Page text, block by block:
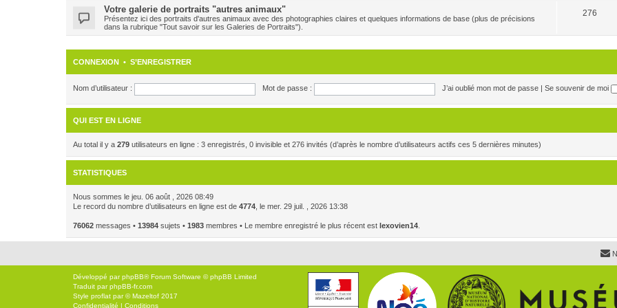
Votre galerie de portraits "autres animaux"
Présentez ici des portraits d'autres animaux avec des photographies claires et quelques informations de base (plus de précisions
dans la rubrique "Tout savoir sur les Galeries de Portraits").
276
CONNEXION • S’ENREGISTRER
Nom d’utilisateur : Mot de passe : J’ai oublié mon mot de passe Se souvenir de moi
QUI EST EN LIGNE
Au total il y a 279 utilisateurs en ligne : 3 enregistrés, 0 invisible et 276 invités (d’après le nombre d’utilisateurs actifs ces 5 dernières minutes)
STATISTIQUES
Nous sommes le jeu. 06 août , 2026 08:49
Le record du nombre d’utilisateurs en ligne est de 4774 , le mer. 29 juil. , 2026 13:38
76062 messages • 13984 sujets • 1983 membres • Le membre enregistré le plus récent est lexovien14
Développé parphpBB® Forum Software © phpBB Limited
Traduit parphpBB-fr.com
Style proflat par ©Mazeltof 2017
Confidentialité | Conditions